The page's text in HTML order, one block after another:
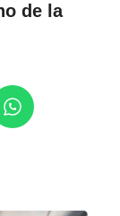
de la